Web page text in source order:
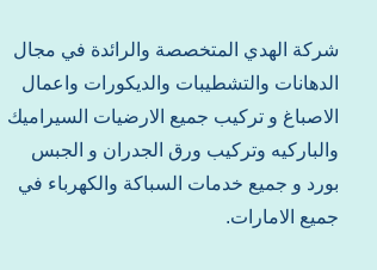
شركة الهدي المتخصصة والرائدة في مجال
الدهانات والتشطيبات والديكورات واعمال
الاصباغ و تركيب جميع الارضيات السيراميك
والباركيه وتركيب ورق الجدران و الجبس
بورد و جميع خدمات السباكة والكهرباء في
جميع الامارات.